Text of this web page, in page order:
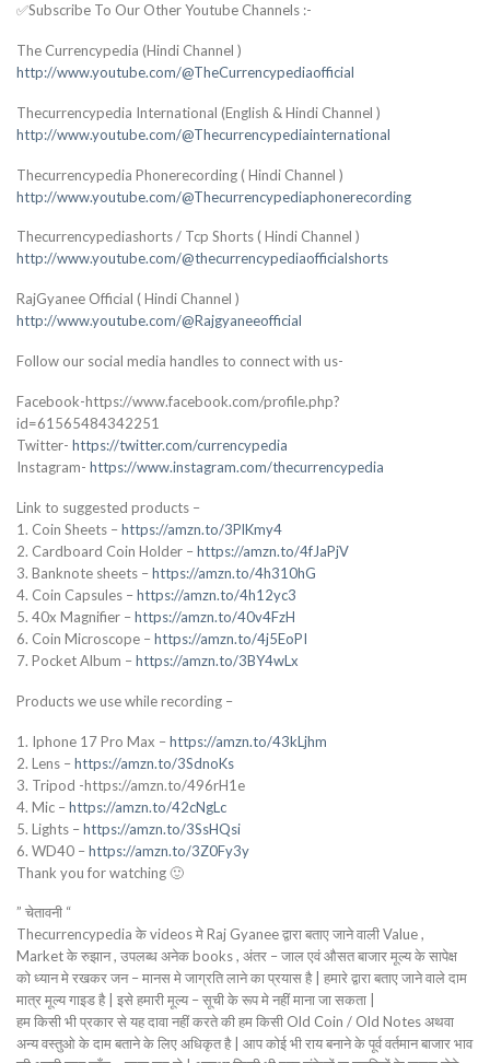
✅Subscribe To Our Other Youtube Channels :-
The Currencypedia (Hindi Channel )
http://www.youtube.com/@TheCurrencypediaofficial
Thecurrencypedia International (English & Hindi Channel )
http://www.youtube.com/@Thecurrencypediainternational
Thecurrencypedia Phonerecording ( Hindi Channel )
http://www.youtube.com/@Thecurrencypediaphonerecording
Thecurrencypediashorts / Tcp Shorts ( Hindi Channel )
http://www.youtube.com/@thecurrencypediaofficialshorts
RajGyanee Official ( Hindi Channel )
http://www.youtube.com/@Rajgyaneeofficial
Follow our social media handles to connect with us-
Facebook-https://www.facebook.com/profile.php?
id=61565484342251
Twitter- https://twitter.com/currencypedia
Instagram- https://www.instagram.com/thecurrencypedia
Link to suggested products –
1. Coin Sheets –https://amzn.to/3PlKmy4
2. Cardboard Coin Holder –https://amzn.to/4fJaPjV
3. Banknote sheets –https://amzn.to/4h310hG
4. Coin Capsules –https://amzn.to/4h12yc3
5. 40x Magnifier –https://amzn.to/40v4FzH
6. Coin Microscope –https://amzn.to/4j5EoPI
7. Pocket Album –https://amzn.to/3BY4wLx
Products we use while recording –
1. Iphone 17 Pro Max –https://amzn.to/43kLjhm
2. Lens –https://amzn.to/3SdnoKs
3. Tripod -https://amzn.to/496rH1e
4. Mic –https://amzn.to/42cNgLc
5. Lights –https://amzn.to/3SsHQsi
6. WD40 –https://amzn.to/3Z0Fy3y
Thank you for watching 🙂
” चेतावनी “
Thecurrencypedia के videos मे Raj Gyanee द्वारा बताए जाने वाली Value ,
Market के रुझान , उपलब्ध अनेक books , अंतर – जाल एवं औसत बाजार मूल्य के सापेक्ष
को ध्यान मे रखकर जन – मानस मे जाग्रति लाने का प्रयास है | हमारे द्वारा बताए जाने वाले दाम
मात्र मूल्य गाइड है | इसे हमारी मूल्य – सूची के रूप मे नहीं माना जा सकता |
हम किसी भी प्रकार से यह दावा नहीं करते की हम किसी Old Coin / Old Notes अथवा
अन्य वस्तुओ के दाम बताने के लिए अधिकृत है | आप कोई भी राय बनाने के पूर्व वर्तमान बाजार भाव